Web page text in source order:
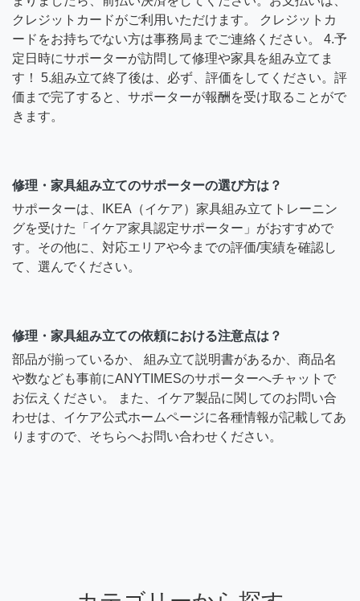
クレジットカードがご利用いただけます。 クレジットカ
ードをお持ちでない方は事務局までご連絡ください。 4.予
定日時にサポーターが訪問して修理や家具を組み立てま
す！ 5.組み立て終了後は、必ず、評価をしてください。評
価まで完了すると、サポーターが報酬を受け取ることがで
きます。
修理・家具組み立てのサポーターの選び方は？
サポーターは、IKEA（イケア）家具組み立てトレーニン
グを受けた「イケア家具認定サポーター」がおすすめで
す。その他に、対応エリアや今までの評価/実績を確認し
て、選んでください。
修理・家具組み立ての依頼における注意点は？
部品が揃っているか、 組み立て説明書があるか、商品名
や数なども事前にANYTIMESのサポーターへチャットで
お伝えください。 また、イケア製品に関してのお問い合
わせは、イケア公式ホームページに各種情報が記載してあ
りますので、そちらへお問い合わせください。